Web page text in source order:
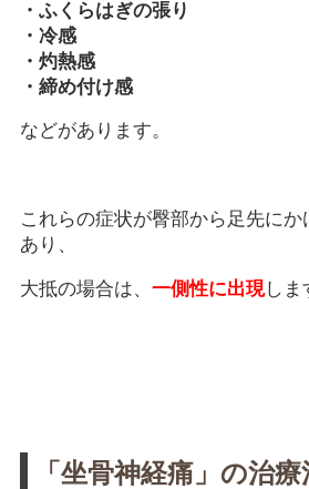
・ふくらはぎの張り
・冷感
・灼熱感
・締め付け感
などがあります。
これらの症状が臀部から足先に
あり、
大抵の場合は、 一側性に出現しま
「坐骨神経痛」の治療